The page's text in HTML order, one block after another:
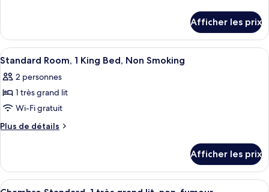
chambre :
King
Bed,
Nonsmoking,
Accessible
1
King
Bed,
Accessible
Afficher les prix
Afficher
toutes
les
photos
pour
ce
chambre :
Standard
Bureau, système d’insonorisation, fer
4
Standard Room, 1 King Bed, Non Smoking
2 personnes
1 très grand lit
Wi-Fi gratuit
Plus de détails
Plus
Standard
Room,
Afficher les prix
Afficher
Une chambre d’hôtel avec un